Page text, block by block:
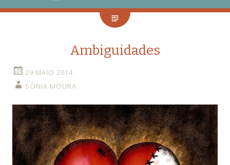
Ambiguidades
29 MAIO 2014
SÔNIA MOURA